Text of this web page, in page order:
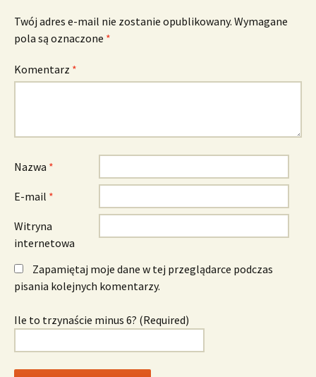
Twój adres e-mail nie zostanie opublikowany. Wymagane
pola są oznaczone *
Komentarz *
Nazwa *
E-mail *
Witryna
internetowa
Zapamiętaj moje dane w tej przeglądarce podczas
pisania kolejnych komentarzy.
Ile to trzynaście minus 6? (Required)